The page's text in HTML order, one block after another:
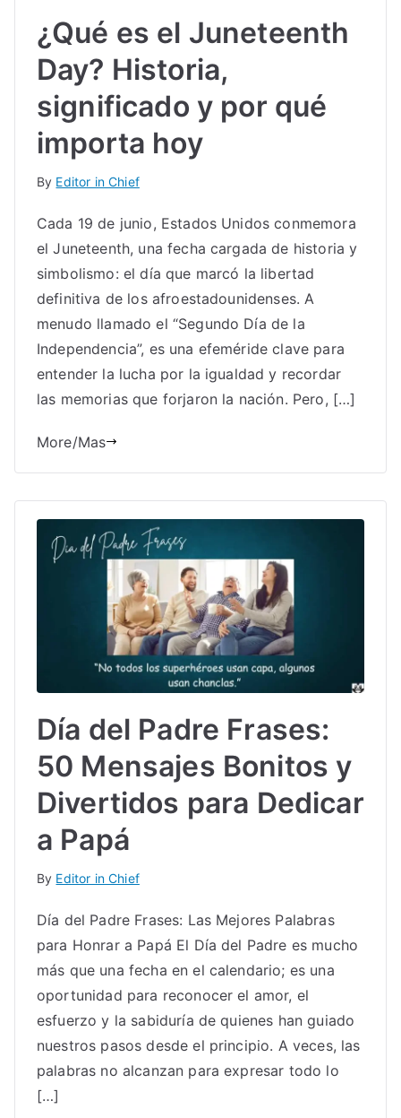
¿Qué es el Juneteenth
Day? Historia,
significado y por qué
importa hoy
By Editor in Chief
Cada 19 de junio, Estados Unidos conmemora
el Juneteenth, una fecha cargada de historia y
simbolismo: el día que marcó la libertad
definitiva de los afroestadounidenses. A
menudo llamado el “Segundo Día de la
Independencia”, es una efeméride clave para
entender la lucha por la igualdad y recordar
las memorias que forjaron la nación. Pero, […]
More/Mas
Día del Padre Frases:
50 Mensajes Bonitos y
Divertidos para Dedicar
a Papá
By Editor in Chief
Día del Padre Frases: Las Mejores Palabras
para Honrar a Papá El Día del Padre es mucho
más que una fecha en el calendario; es una
oportunidad para reconocer el amor, el
esfuerzo y la sabiduría de quienes han guiado
nuestros pasos desde el principio. A veces, las
palabras no alcanzan para expresar todo lo
[…]